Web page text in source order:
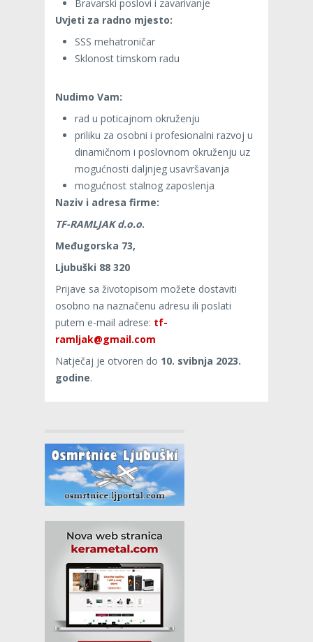
Bravarski poslovi i zavarivanje
Uvjeti za radno mjesto:
SSS mehatroničar
Sklonost timskom radu
Nudimo Vam:
rad u poticajnom okruženju
priliku za osobni i profesionalni razvoj u
dinamičnom i poslovnom okruženju uz
mogućnosti daljnjeg usavršavanja
mogućnost stalnog zaposlenja
Naziv i adresa firme:
TF-RAMLJAK d.o.o.
Međugorska 73,
Ljubuški 88 320
Prijave sa životopisom možete dostaviti
osobno na naznačenu adresu ili poslati
putem e-mail adrese: tf-
ramljak@gmail.com
Natječaj je otvoren do 10. svibnja 2023.
godine.